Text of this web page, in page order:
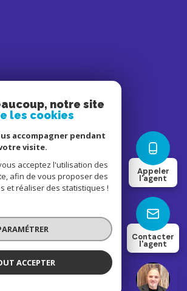
Ludovic Fresquet
Appeler
l'agent
Contacter
l'agent
réservés
par
notre site
les cookies
accompagner pendant
visite.
acceptez l'utilisation des
afin de vous proposer des
et réaliser des statistiques !
ACCEPTER